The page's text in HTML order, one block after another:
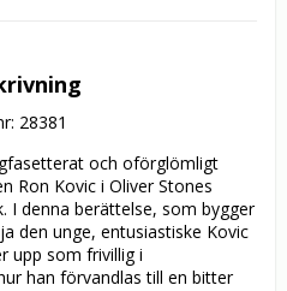
28381
och oförglömligt
Ron Kovic i Oliver Stones
I denna berättelse, som bygger
den unge, entusiastiske Kovic
upp som frivillig i
han förvandlas till en bitter